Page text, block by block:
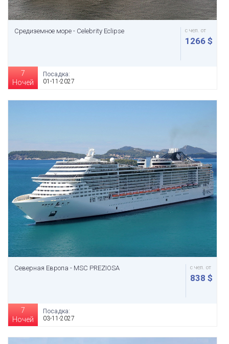
Средиземное море - Celebrity Eclipse с чел. от
1266 $
7
Ночей
Посадка:
01-11-2027
Северная Европа - MSC PREZIOSA с чел. от
838 $
7
Ночей
Посадка:
03-11-2027